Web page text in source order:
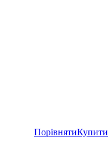
ПорівнятиКупити